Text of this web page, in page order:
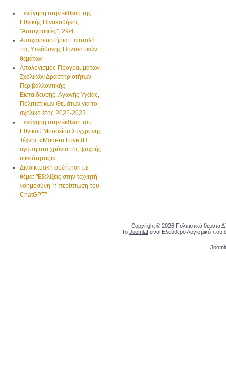
Ξενάγηση στην έκθεση της
Εθνικής Πινακοθήκης
"Αστυγραφίες", 29/4
Αποχαιρετιστήρια Επιστολή
της Υπεύθυνης Πολιτιστικών
θεμάτων
Απολογισμός Προγραμμάτων
Σχολικών Δραστηριοτήτων
Περιβαλλοντικής
Εκπαίδευσης, Αγωγής Υγείας,
Πολιτιστικών Θεμάτων για το
σχολικό έτος 2022-2023
Ξενάγηση στην έκθεση του
Εθνικού Μουσείου Σύγχρονης
Τέχνης «Modern Love (H
αγάπη στα χρόνια της ψυχρής
οικειότητας)»
Διαδικτυακή συζήτηση με
θέμα: "Εξελίξεις στην τεχνητή
νοημοσύνη: η περίπτωση του
ChatGPT"
Copyright © 2026 Πολιτιστικά θέματα
Το Joomla! είναι Ελεύθερο Λογισμικό που